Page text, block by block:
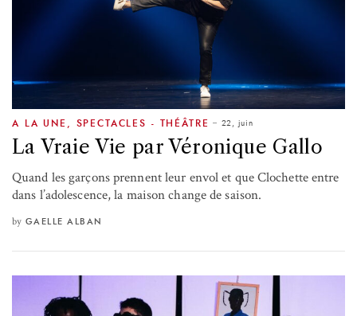
A LA UNE SPECTACLES - THÉÂTRE 22, juin
La Vraie Vie par Véronique Gallo
Quand les garçons prennent leur envol et que Clochette entre
dans l’adolescence, la maison change de saison.
by GAELLE ALBAN